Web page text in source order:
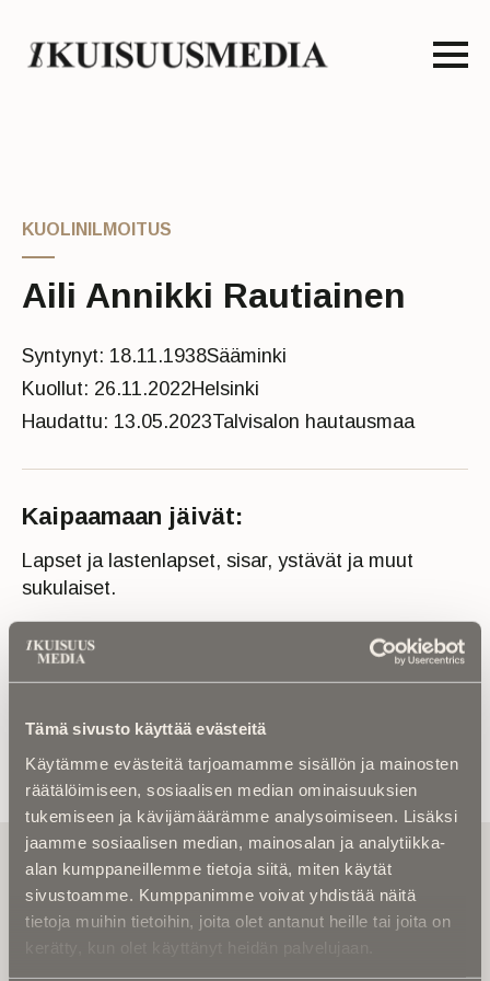
Tämä sivusto käyttää evästeitä
Käytämme evästeitä tarjoamamme sisällön ja mainosten
räätälöimiseen, sosiaalisen median ominaisuuksien
tukemiseen ja kävijämäärämme analysoimiseen. Lisäksi
jaamme sosiaalisen median, mainosalan ja analytiikka-
alan kumppaneillemme tietoja siitä, miten käytät
sivustoamme. Kumppanimme voivat yhdistää näitä
tietoja muihin tietoihin, joita olet antanut heille tai joita on
KUOLINILMOITUS
Aili Annikki Rautiainen
Syntynyt: 18.11.1938Sääminki
Kuollut: 26.11.2022Helsinki
Haudattu: 13.05.2023Talvisalon hautausmaa
Kaipaamaan jäivät:
Lapset ja lastenlapset, sisar, ystävät ja muut
sukulaiset.
Tilaa uutiskirje - Pääset heti parhaiden
artikkelien pariin!
Kirjoita alle sähköpostiosoitteesi niin saat kaksi kertaa